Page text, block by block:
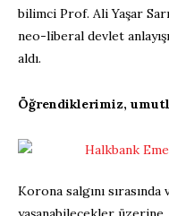
bilimci Prof. Ali Yaşar
neo-liberal devlet
aldı.
Öğrendiklerimiz,
Korona salgını